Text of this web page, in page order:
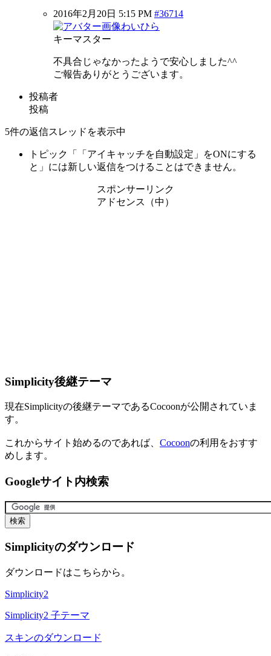
2016年2月20日 5:15 PM #36714
わいひら
キーマスター
不具合じゃなかったようで安心しました^^
ご報告ありがとうございます。
投稿者
投稿
5件の返信スレッドを表示中
トピック「「アイキャッチを自動設定」をONにする
と」には新しい返信をつけることはできません。
スポンサーリンク
アドセンス（中）
Simplicity後継テーマ
現在Simplicityの後継テーマであるCocoonが公開されていま
す。
これからサイト始めるのであれば、 Cocoonの利用をおすす
めします。
Googleサイト内検索
Simplicityのダウンロード
ダウンロードはこちらから。
Simplicity2
Simplicity2 子テーマ
スキンのダウンロード